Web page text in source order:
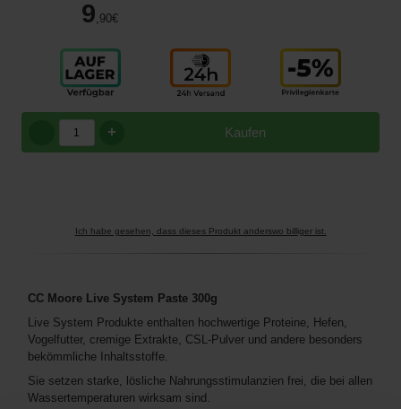
9 ,90€
Kaufen
+
Ich habe gesehen, dass dieses Produkt anderswo billiger ist.
CC Moore Live System Paste 300g
Live System Produkte enthalten hochwertige Proteine, Hefen,
Vogelfutter, cremige Extrakte, CSL-Pulver und andere besonders
bekömmliche Inhaltsstoffe.
Sie setzen starke, lösliche Nahrungsstimulanzien frei, die bei allen
Wassertemperaturen wirksam sind.